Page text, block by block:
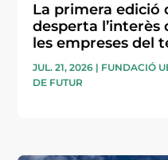
La primera edició
desperta l’interès
les empreses del
JUL. 21, 2026 | FUNDACIÓ
DE FUTUR